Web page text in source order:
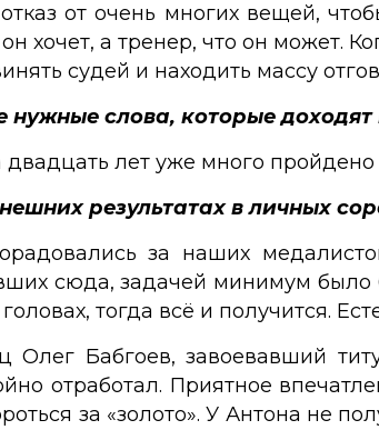
от очень многих вещей,
хочет, а тренер, что он может.
судей и находить массу
нужные слова, которые
двадцать лет уже много
результатах в личных
за наших
сюда, задачей минимум было
тогда всё и получится.
Олег Бабгоев, завоевавший
отработал. Приятное
за «золото». У Антона не